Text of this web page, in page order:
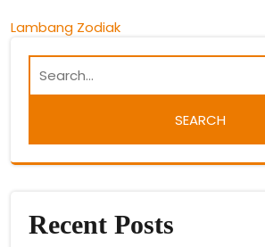
Post
navigation
Lambang Zodiak
Recent Posts